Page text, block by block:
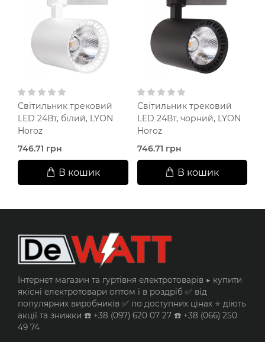
Світильник трековий
LED 24Вт, білий, LYON
Horoz
746.71 грн
В кошик
Світильник трековий
LED 24Вт, чорний, LYON
Horoz
746.71 грн
В кошик
Інтернет магазин та гуртівня електротоварів ▶️ купити
якісні електротовари оптом і в роздріб ✅ від
популярних виробників ✅ по доступних цінах ⭐ діють
акції та знижки ☎️ +38 (097) 620 07 27 ☎️ +38 (066) 250
49 74